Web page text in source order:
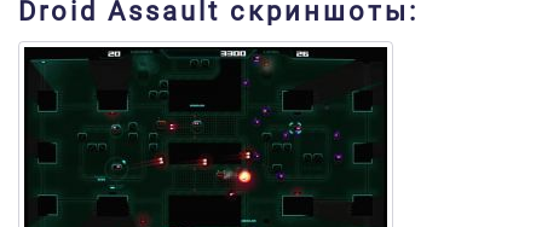
Droid Assault скриншоты: